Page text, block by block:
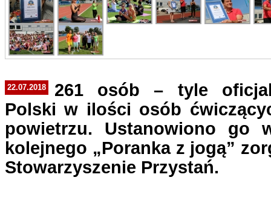
22.07.2018
261 osób – tyle
Polski w ilości osób
powietrzu. Ustanowiono go
kolejnego „Poranka z jogą”
Stowarzyszenie Przystań.